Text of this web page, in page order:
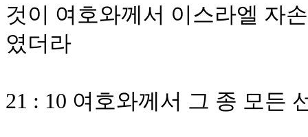
것이 여호와께서 이스라엘 자
였더라
21 : 10 여호와께서 그 종 모든